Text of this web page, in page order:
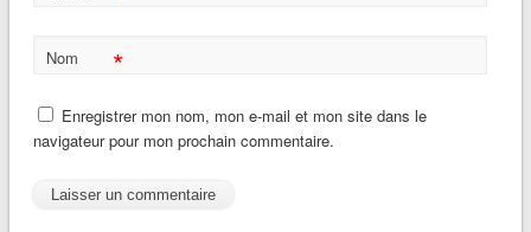
Nom *
Enregistrer mon nom, mon e-mail et mon site dans le
navigateur pour mon prochain commentaire.